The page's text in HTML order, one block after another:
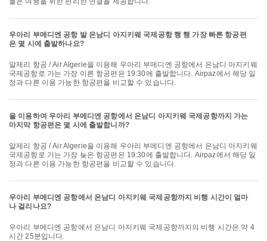
우아리 부메디엔 공항 발 은남디 아지키웨 국제공항 행 행 가장 빠른 항공편
은 몇 시에 출발하나요?
알제리 항공 / Air Algerie을 이용해 우아리 부메디엔 공항에서 은남디 아지키웨
국제공항로 가는 가장 이른 항공편은 19:30에 출발합니다. Airpaz에서 해당 일
정과 다른 이용 가능한 항공편을 비교할 수 있습니다.
을 이용하여 우아리 부메디엔 공항에서 은남디 아지키웨 국제공항까지 가는
마지막 항공편은 몇 시에 출발합니까?
알제리 항공 / Air Algerie을 이용해 우아리 부메디엔 공항에서 은남디 아지키웨
국제공항로 가는 가장 늦은 항공편은 19:30에 출발합니다. Airpaz에서 해당 일
정과 다른 이용 가능한 항공편을 비교할 수 있습니다.
우아리 부메디엔 공항에서 은남디 아지키웨 국제공항까지 비행 시간이 얼마
나 걸리나요?
우아리 부메디엔 공항에서 은남디 아지키웨 국제공항까지의 비행 시간은 약 4
시간 25분입니다.